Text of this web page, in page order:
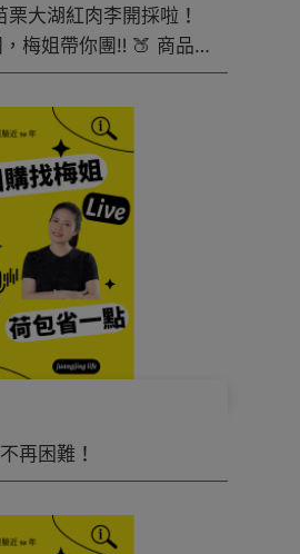
大湖紅肉李開採啦！
／盒 💰 快閃價｜
再困難！